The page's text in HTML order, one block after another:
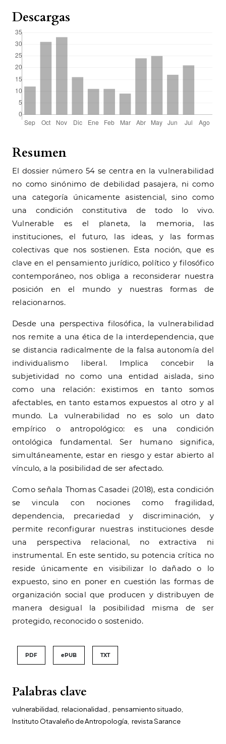
Palabras clave
vulnerabilidad relacionalidad pensamiento situado
Instituto Otavaleño de Antropología revista Sarance
Resumen
El dossier número 54 se centra en la vulnerabilidad
no como sinónimo de debilidad pasajera, ni como
una categoría únicamente asistencial, sino como
una condición constitutiva de todo lo vivo.
Vulnerable es el planeta, la memoria, las
instituciones, el futuro, las ideas, y las formas
colectivas que nos sostienen. Esta noción, que es
clave en el pensamiento jurídico, político y filosófico
contemporáneo, nos obliga a reconsiderar nuestra
posición en el mundo y nuestras formas de
relacionarnos.
Desde una perspectiva filosófica, la vulnerabilidad
nos remite a una ética de la interdependencia, que
se distancia radicalmente de la falsa autonomía del
individualismo liberal. Implica concebir la
subjetividad no como una entidad aislada, sino
como una relación: existimos en tanto somos
afectables, en tanto estamos expuestos al otro y al
mundo. La vulnerabilidad no es solo un dato
empírico o antropológico: es una condición
ontológica fundamental. Ser humano significa,
simultáneamente, estar en riesgo y estar abierto al
vínculo, a la posibilidad de ser afectado.
Como señala Thomas Casadei (2018), esta condición
se vincula con nociones como fragilidad,
dependencia, precariedad y discriminación, y
permite reconfigurar nuestras instituciones desde
una perspectiva relacional, no extractiva ni
instrumental. En este sentido, su potencia crítica no
reside únicamente en visibilizar lo dañado o lo
expuesto, sino en poner en cuestión las formas de
organización social que producen y distribuyen de
manera desigual la posibilidad misma de ser
protegido, reconocido o sostenido.
PDF ePUB TXT
Descargas